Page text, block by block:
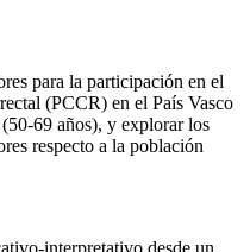
para la participación en el
(PCCR) en el País Vasco
69 años), y explorar los
respecto a la población
interpretativo desde un